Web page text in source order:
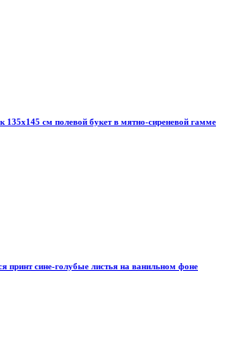
см полевой букет в мятно-сиреневой гамме
принт сине-голубые листья на ванильном фоне